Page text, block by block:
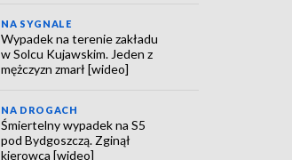
NA SYGNALE
Wypadek na terenie zakładu
w Solcu Kujawskim. Jeden z
mężczyzn zmarł [wideo]
NA DROGACH
Śmiertelny wypadek na S5
pod Bydgoszczą. Zginął
kierowca [wideo]